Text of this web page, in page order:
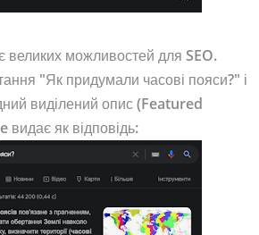
великих можливостей для SEO.
"Як придумали часові пояси?" і
виділений опис (Featured
як відповідь: